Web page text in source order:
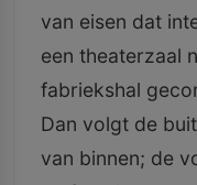
van eisen dat
een theaterzaal
fabriekshal
Dan volgt de
van binnen; de